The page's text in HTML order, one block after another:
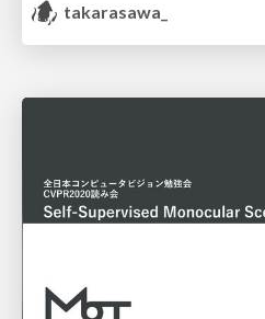
takarasawa_